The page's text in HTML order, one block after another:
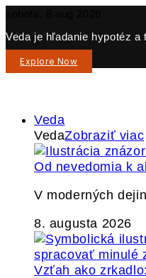
Veda je hľadanie hypotéz
Explore Now
Veda
VedaZobraziť viac
Od nevedomia k
V moderných
8. augusta 2026
Vzťah ako